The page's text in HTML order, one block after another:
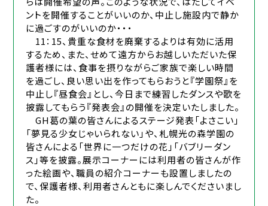
ントを開催することがいいのか、中止し施設内で静か
に過ごすのがいいのか・・・
11：15、貴重な食材を廃棄するよりは有効に活用
するため、また、せめて遠方からお越しいただいた保
護者様には、食事を摂りながらご家族で楽しい時間
を過ごし、良い思い出を作ってもらおうと『学園祭』を
中止し『昼食会』とし、今日まで練習したダンスや歌を
披露してもらう『発表会』の開催を決定いたしました。
GH葛の葉の皆さんによるステージ発表「よさこい」
「夢見る少女じゃいられない」や、札幌光の森学園の
皆さんによる「世界に一つだけの花」「バブリーダン
ス」等を披露。展示コーナーには利用者の皆さんが作
った絵画や、職員の紹介コーナーも設置しましたの
で、保護者様、利用者さんともに楽しんでくださいまし
た。